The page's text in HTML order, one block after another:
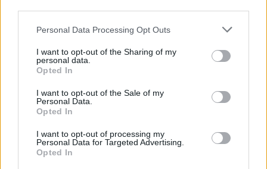
Please note that this website/app uses one or more Google
not limited to your visit or usage behaviour. You may click to
grant or deny consent to Google and its third-party tags to
use your data for below specified purposes in below Google
consent section.
Personal Data Processing Opt Outs
I want to opt-out of the Sharing of my
personal data.
Opted In
I want to opt-out of the Sale of my
Personal Data.
Opted In
I want to opt-out of processing my
Personal Data for Targeted Advertising.
Opted In
6. Mit kell tenni azonnal?
jelentkezik, ezt kell tenni:
-ha van nála adrenalin-autoinjektor, például EpiPen, használni
-a beteget fekve kell tartani, kivéve ha így nehezebben kap